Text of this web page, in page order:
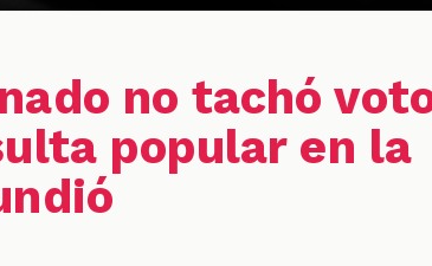
no tachó
popular en la